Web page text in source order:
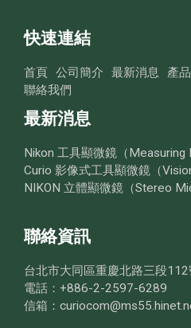
快速連結
首頁 公司簡介 最新消息 產
聯絡我們
最新消息
NIKON 立體顯微鏡（Stereo
聯絡資訊
台北市大同區重慶北路三段
電話：+886-2-2597-6289
信箱：